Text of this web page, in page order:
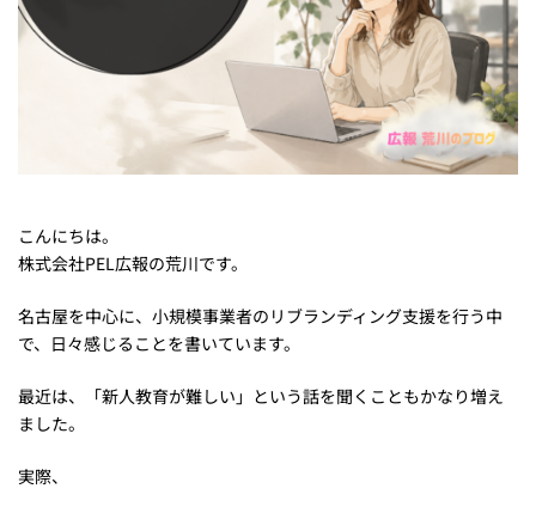
こんにちは。
株式会社PEL広報の荒川です。
名古屋を中心に、小規模事業者のリブランディング支援を行う中
で、日々感じることを書いています。
最近は、「新人教育が難しい」という話を聞くこともかなり増え
ました。
実際、